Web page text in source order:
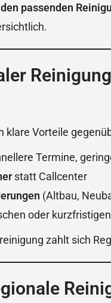
den passenden
klare Vorteile
Termine,
statt Callcenter
(Altbau,
oder
zahlt sich